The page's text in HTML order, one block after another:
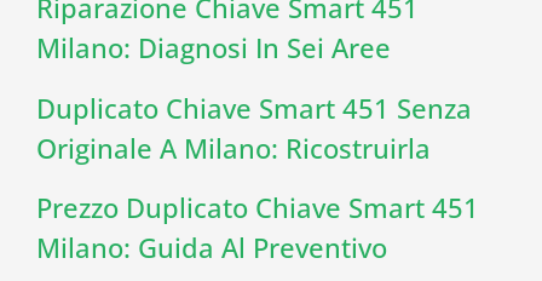
Riparazione Chiave Smart 451
Milano: Diagnosi In Sei Aree
Duplicato Chiave Smart 451 Senza
Originale A Milano: Ricostruirla
Prezzo Duplicato Chiave Smart 451
Milano: Guida Al Preventivo